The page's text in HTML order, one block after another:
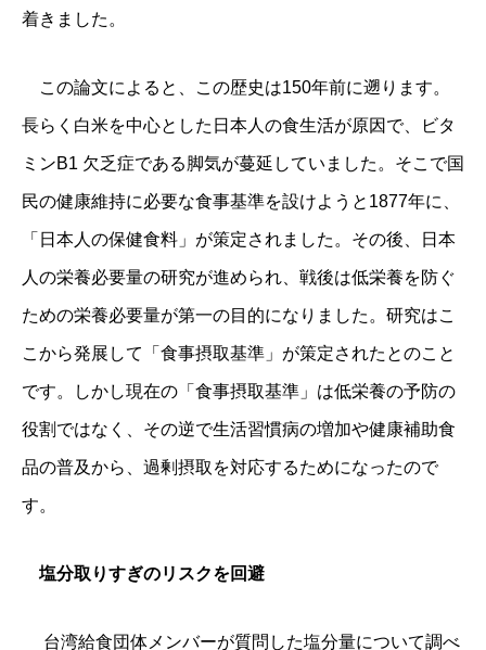
着きました。
この論文によると、この歴史は150年前に遡ります。
長らく白米を中心とした日本人の食生活が原因で、ビタ
ミンB1 欠乏症である脚気が蔓延していました。そこで国
民の健康維持に必要な食事基準を設けようと1877年に、
「日本人の保健食料」が策定されました。その後、日本
人の栄養必要量の研究が進められ、戦後は低栄養を防ぐ
ための栄養必要量が第一の目的になりました。研究はこ
こから発展して「食事摂取基準」が策定されたとのこと
です。 しかし現在の「食事摂取基準」は低栄養の予防の
役割ではなく、その逆で生活習慣病の増加や健康補助食
品の普及から、過剰摂取を対応するためになったので
す。
塩分取りすぎのリスクを回避
台湾給食団体メンバーが質問した塩分量について調べ